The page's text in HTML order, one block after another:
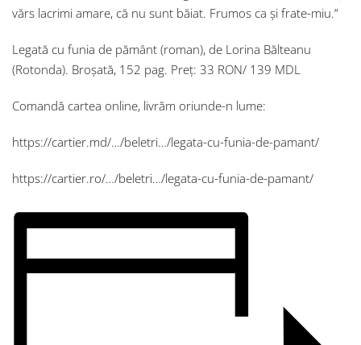
vărs lacrimi amare, că nu sunt băiat. Frumos ca și frate-miu.”
Legată cu funia de pământ (roman), de Lorina Bălteanu
(Rotonda). Broșată, 152 pag. Preț: 33 RON/ 139 MDL
Comandă cartea online, livrăm oriunde-n lume:
https://cartier.md/…/beletri…/legata-cu-funia-de-pamant/
https://cartier.ro/…/beletri…/legata-cu-funia-de-pamant/